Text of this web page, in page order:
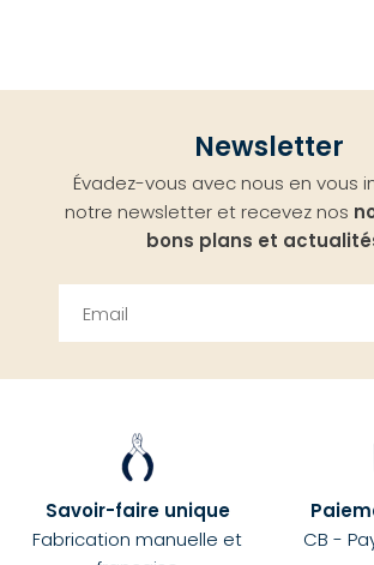
Newsletter
Évadez-vous avec nous en vous
notre newsletter et recevez nos
bons plans et
Savoir-faire unique
Fabrication manuelle et
CB -